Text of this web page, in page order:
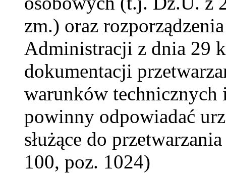
zm.) oraz
Administracji z dnia 29
dokumentacji
warunków
powinny odpowiadać
służące do
100, poz. 1024)